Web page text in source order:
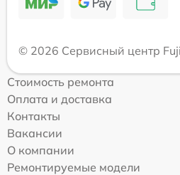
© 2026 Сервисный центр
Стоимость ремонта
Оплата и доставка
Контакты
Вакансии
О компании
Ремонтируемые модели